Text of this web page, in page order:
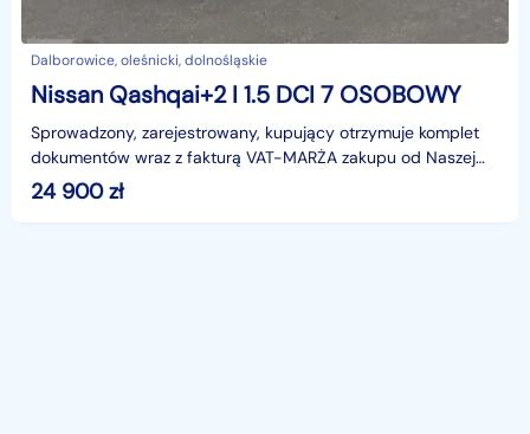
Dalborowice, oleśnicki, dolnośląskie
Nissan Qashqai+2 I 1.5 DCI 7 OSOBOWY
Sprowadzony, zarejestrowany, kupujący otrzymuje komplet
dokumentów wraz z fakturą VAT-MARŻA zakupu od Naszej
firmy, kupujący jest zwolniony z 2% podatku od wzbo
24 900zł